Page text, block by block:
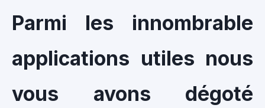
Parmi les innombrable
applications utiles nous
vous avons dégoté